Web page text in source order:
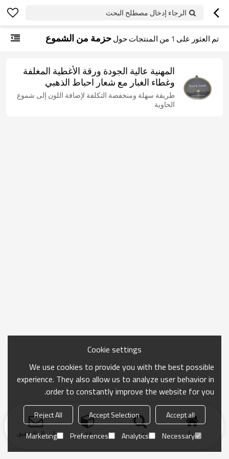
الرجاء إدخال مصطلح البحث
تم العثور على 1 من المنتجات حولحزمة من الشموع
المهنية عالية الجودة ورقة الأغطية المغلفة
وغطاء الغبار مع شعار احباط الذهبي
طريقة سهلة ومنخفضة التكلفة لإضافة اللون إلى شموع
الحاوية
منزل بحث فئة ارسال التحقيق
Cookie settings
We use cookies to provide you with the best possible
experience. They also allow us to analyze user behavior in
order to constantly improve the website for you.
Accept all
Accept Selection
Reject All
Necessary
Analytics
Preferences
Marketing